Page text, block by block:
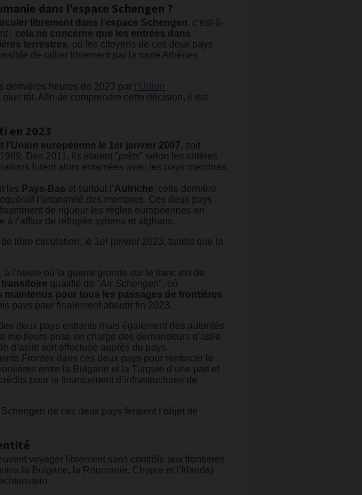
dans l’espace Schengen ?
librement dans l’espace Schengen, c’est-à-
: cela ne concerne que les entrées dans
terrestres, où les citoyens de ces deux pays
de rallier librement par la route Athènes
dernières heures de 2023 par
l’Union
tôt. Afin de comprendre cette décision, il est
en 2023
l’Union européenne le 1er janvier 2007, soit
Dès 2011, ils étaient "prêts" selon les critères
furent alors entamées avec les pays membres
les Pays-Bas et surtout l’Autriche, cette dernière
l’unanimité des membres. Ces deux pays
de rigueur les règles européennes en
à l’afflux de réfugiés syriens et afghans.
libre circulation, le 1er janvier 2023, tandis que la
l’heure où la guerre gronde sur le flanc est de
qualifié de "Air Schengen", où
pour tous les passages de frontières
pays pour finalement aboutir fin 2023.
deux pays entrants mais également des autorités
prise en charge des demandeurs d’asile
d’asile soit effectuée auprès du pays
Frontex dans ces deux pays pour renforcer le
entre la Bulgarie et la Turquie d’une part et
pour le financement d’infrastructures de
de ces deux pays feraient l’objet de
voyager librement sans contrôle aux frontières
la Bulgarie, la Roumanie, Chypre et l’Irlande)